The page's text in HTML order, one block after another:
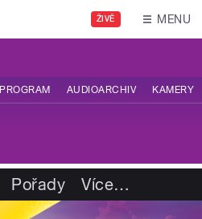
ŽIVĚ MENU
PROGRAM AUDIOARCHIV KAMERY
Pořady Více…